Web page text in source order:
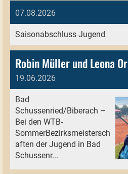
07.08.2026
Saisonabschluss Jugend
19.06.2026
Bad
Schussenried/Biberach –
Bei den WTB-
SommerBezirksmeistersch
aften der Jugend in Bad
Schussenr...